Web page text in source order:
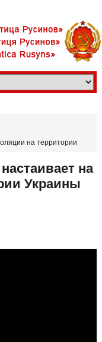
на территории
на
Украины